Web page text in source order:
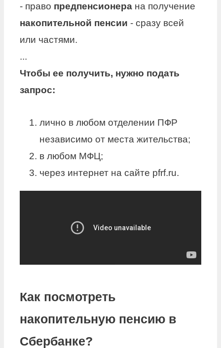
- право предпенсионера на получение
накопительной пенсии - сразу всей
или частями.
...
Чтобы ее получить, нужно подать
запрос:
лично в любом отделении ПФР
независимо от места жительства;
в любом МФЦ;
через интернет на сайте pfrf.ru.
Как посмотреть
накопительную пенсию в
Сбербанке?